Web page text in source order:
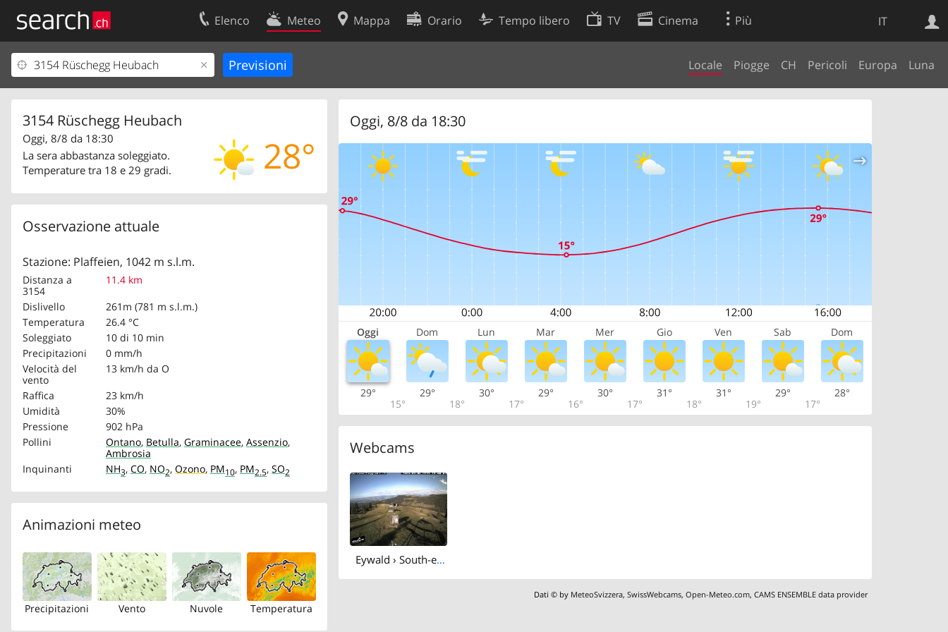
IT
Elenco Meteo Mappa Orario Tempo libero TV Cinema Più
Locale Piogge CH Pericoli Europa Luna
3154 Rüschegg Heubach
28°
Oggi, 8/8 da 18:30
La sera abbastanza soleggiato.
Temperature tra 18 e 29 gradi.
Osservazione attuale
Stazione: Plaffeien, 1042 m s.l.m.
Distanza a
3154
11.4 km
Dislivello
261m (781 m s.l.m.)
Temperatura
26.4 °C
Soleggiato
10 di 10 min
Precipitazioni
0 mm/h
Velocità del
vento
13 km/h da O
Raffica
23 km/h
Umidità
30%
Pressione
902 hPa
Pollini
Ontano, Betulla, Graminacee, Assenzio,
Ambrosia
Inquinanti
NH3, CO, NO2, Ozono, PM10, PM2.5, SO2
Animazioni meteo
Precipitazioni Vento Nuvole Temperatura
Oggi, 8/8 da 18:30
Oggi Dom Lun Mar Mer Gio Ven Sab Dom
29°
15°
29°
18°
30°
17°
29°
16°
30°
17°
31°
18°
31°
19°
29°
17°
28°
Webcams
Eywald › South-east: Skilift Rüschegg
Dati © by MeteoSvizzera,SwissWebcams,Open-Meteo.com,CAMS ENSEMBLE data provider
Ricerca Web
Il vostro profolio
Area clienti
Informazioni Legali
Contatti
Condizioni d’uso
Preferenze cookie